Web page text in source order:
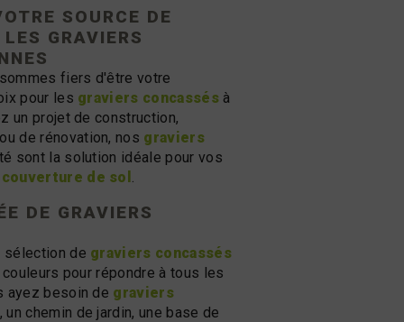
SOURCE DE
GRAVIERS
fiers d'être votre
pour les graviers concassésà
un projet de construction,
de rénovation, nos graviers
sont la solution idéale pour vos
de sol
DE GRAVIERS
sélection de graviers concassés
pour répondre à tous les
ayez besoin de graviers
chemin de jardin, une base de